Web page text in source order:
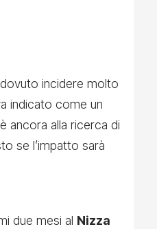
incidere molto
indicato come un
ancora alla ricerca di
se l’impatto sarà
due mesi al Nizza